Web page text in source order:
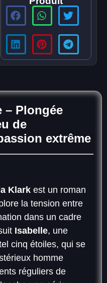
– Plongée
de
extrême
Klark est un roman
la tension entre
dans un cadre
Isabelle, une
cinq étoiles, qui se
homme
réguliers de